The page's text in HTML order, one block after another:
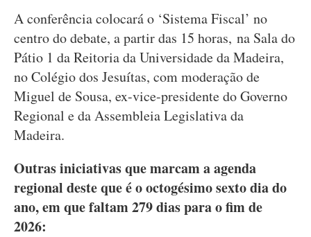
A conferência colocará o ‘Sistema Fiscal’ no
centro do debate, a partir das 15 horas, na Sala do
Pátio 1 da Reitoria da Universidade da Madeira,
no Colégio dos Jesuítas, com moderação de
Miguel de Sousa, ex-vice-presidente do Governo
Regional e da Assembleia Legislativa da
Madeira.
Outras iniciativas que marcam a agenda
regional deste que é o octogésimo sexto dia do
ano, em que faltam 279 dias para o fim de
2026: